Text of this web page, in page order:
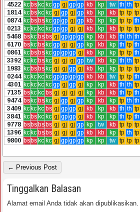
4522 kcbskc kc gp gj gp gp kb kp tw th th tp
1814 kcbskc kc gj gp gj gp kb kp kb tp tp tp
0874 kcbsbskc gp gp gj gp kb kp kp tp tp th
0213 kckc kc kc gp gp gj gj kb kp kb tp tp tp
5468 bskc bsbs gj gp gp gp kp kb kb th th th
6170 bskc bskc gp gj gj gp kp kb kp th tp th
0861 kcbsbskc gp gp gp gj kb kp kp tp tp th
3392 kckc bskc gj gj gj gp tw kb kp th th tp
1983 kcbsbskc gj gj gp gj kb kp kp tp tp tp
0244 kckc kc kc gp gp gp gp kb kb tw tp tp th
4301 kckc kc kc gp gj gp gj kp kp kb th th tp
7135 bskc kc bs gj gj gj gj kp kb kb th tp th
9474 bskc bskc gj gp gj gp kp kb kp tp th th
3409 kckc kc bs gj gp gp gj kb kp kb th th tp
3841 kcbskc kc gj gp gp gj kb kp kp th tp th
9778 bsbsbsbs gj gj gj gp kp tw kb tp tp tp
1396 kckc bsbs gj gj gj gp kb kb kp tp th tp
9800 bsbskc kc gj gp gp gp kp kp tw tp tp tp
← Previous Post
Tinggalkan Balasan
Alamat email Anda tidak akan dipublikasikan.